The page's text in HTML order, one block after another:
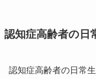
認知症高齢者の日
認知症高齢者の日常